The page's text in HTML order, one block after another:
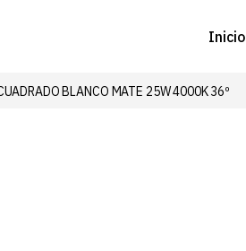
Inicio
BLANCO MATE 25W 4000K 36º